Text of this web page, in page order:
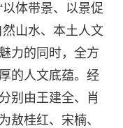
体带景、以景促
山水、本土人文
力的同时，全方
的人文底蕴。经
别由王建全、肖
敖桂红、宋楠、